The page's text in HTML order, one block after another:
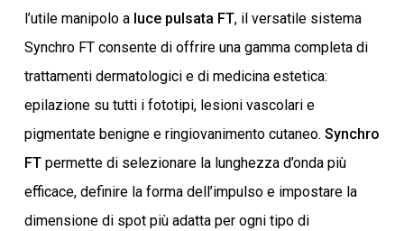
l’utile manipolo aluce pulsata FT, il versatile sistema
Synchro FT consente di offrire una gamma completa di
trattamenti dermatologici e di medicina estetica:
epilazione su tutti i fototipi, lesioni vascolari e
pigmentate benigne e ringiovanimento cutaneo. Synchro
FTpermette di selezionare la lunghezza d’onda più
efficace, definire la forma dell’impulso e impostare la
dimensione di spot più adatta per ogni tipo di